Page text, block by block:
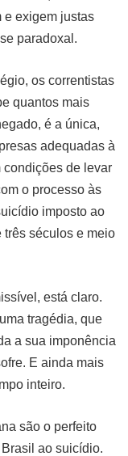
e exigem justas
paradoxal.
os correntistas
quantos mais
é a única,
adequadas à
condições de levar
o processo às
imposto ao
três séculos e meio
está claro.
tragédia, que
a sua imponência
E ainda mais
inteiro.
são o perfeito
ao suicídio.